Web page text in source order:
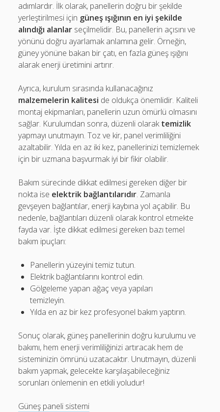
adımlardır. İlk olarak, panellerin doğru bir şekilde
yerleştirilmesi için güneş ışığının en iyi şekilde
alındığı alanlar seçilmelidir. Bu, panellerin açısını ve
yönünü doğru ayarlamak anlamına gelir. Örneğin,
güney yönüne bakan bir çatı, en fazla güneş ışığını
alarak enerji üretimini artırır.
Ayrıca, kurulum sırasında kullanacağınız
malzemelerin kalitesi de oldukça önemlidir. Kaliteli
montaj ekipmanları, panellerin uzun ömürlü olmasını
sağlar. Kurulumdan sonra, düzenli olaraktemizlik
yapmayı unutmayın. Toz ve kir, panel verimliliğini
azaltabilir. Yılda en az iki kez, panellerinizi temizlemek
için bir uzmana başvurmak iyi bir fikir olabilir.
Bakım sürecinde dikkat edilmesi gereken diğer bir
nokta ise elektrik bağlantılarıdır. Zamanla
gevşeyen bağlantılar, enerji kaybına yol açabilir. Bu
nedenle, bağlantıları düzenli olarak kontrol etmekte
fayda var. İşte dikkat edilmesi gereken bazı temel
bakım ipuçları:
Panellerin yüzeyini temiz tutun.
Elektrik bağlantılarını kontrol edin.
Gölgeleme yapan ağaç veya yapıları
temizleyin.
Yılda en az bir kez profesyonel bakım yaptırın.
Sonuç olarak, güneş panellerinin doğru kurulumu ve
bakımı, hem enerji verimliliğinizi artıracak hem de
sisteminizin ömrünü uzatacaktır. Unutmayın, düzenli
bakım yapmak, gelecekte karşılaşabileceğiniz
sorunları önlemenin en etkili yoludur!
Güneş paneli sistemi